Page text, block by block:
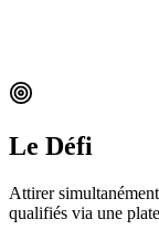
Le Défi
Attirer
qualifiés via une